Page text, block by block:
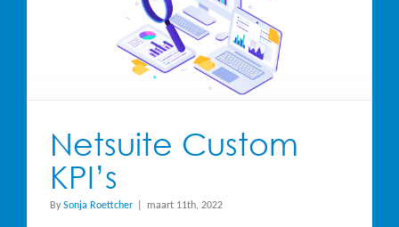
Netsuite Custom
KPI’s
By Sonja Roettcher maart 11th, 2022